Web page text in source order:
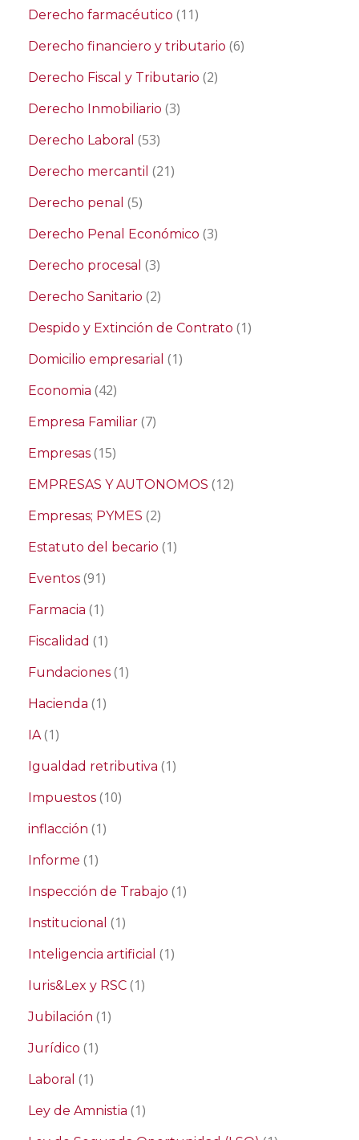
Derecho farmacéutico (11)
Derecho financiero y tributario (6)
Derecho Fiscal y Tributario (2)
Derecho Inmobiliario (3)
Derecho Laboral (53)
Derecho mercantil (21)
Derecho penal (5)
Derecho Penal Económico (3)
Derecho procesal (3)
Derecho Sanitario (2)
Despido y Extinción de Contrato (1)
Domicilio empresarial (1)
Economia (42)
Empresa Familiar (7)
Empresas (15)
EMPRESAS Y AUTONOMOS (12)
Empresas; PYMES (2)
Estatuto del becario (1)
Eventos (91)
Farmacia (1)
Fiscalidad (1)
Fundaciones (1)
Hacienda (1)
IA(1)
Igualdad retributiva (1)
Impuestos (10)
inflacción (1)
Informe (1)
Inspección de Trabajo (1)
Institucional (1)
Inteligencia artificial (1)
Iuris&Lex y RSC (1)
Jubilación (1)
Jurídico (1)
Laboral (1)
Ley de Amnistia (1)